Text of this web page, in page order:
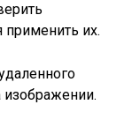
применить их.
изображении.